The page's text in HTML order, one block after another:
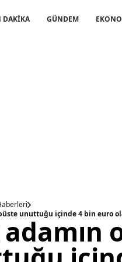
DAKİKA GÜNDEM
unuttuğu içinde 4 bin euro
adamın